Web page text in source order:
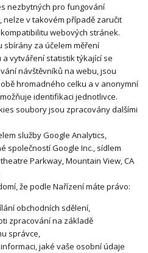
nezbytných pro fungování
nelze v takovém případě zaručit
webových stránek.
sbírány za účelem měření
vytváření statistik týkající se
návštěvníků na webu, jsou
hromadného celku a v anonymní
identifikaci jednotlivce.
soubory jsou zpracovány dalšími
služby Google Analytics,
společností Google Inc., sídlem
Parkway, Mountain View, CA
že podle Nařízení máte právo:
obchodních sdělení,
zpracování na základě
správce,
jaké vaše osobní údaje